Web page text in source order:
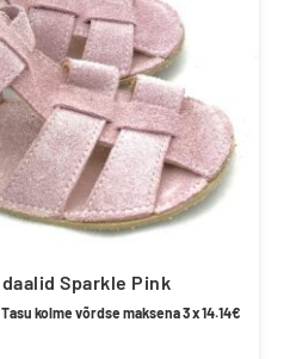
Sparkle Pink
Tasu kolme võrdse maksena 3 x14.14€